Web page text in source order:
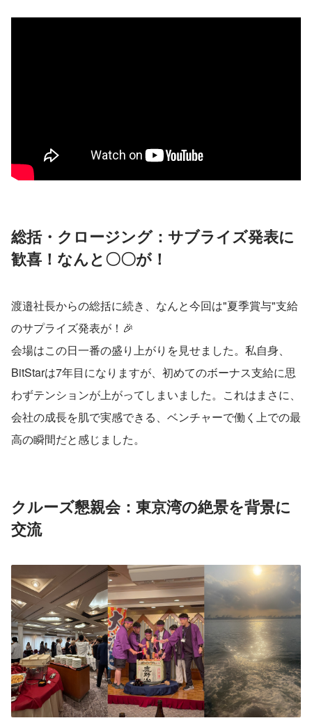
総括・クロージング：サブライズ発表に
歓喜！なんと〇〇が！
渡邉社長からの総括に続き、なんと今回は"夏季賞与"支給
のサプライズ発表が！🎉
会場はこの日一番の盛り上がりを見せました。私自身、
BitStarは7年目になりますが、初めてのボーナス支給に思
わずテンションが上がってしまいました。これはまさに、
会社の成長を肌で実感できる、ベンチャーで働く上での最
高の瞬間だと感じました。
クルーズ懇親会：東京湾の絶景を背景に
交流